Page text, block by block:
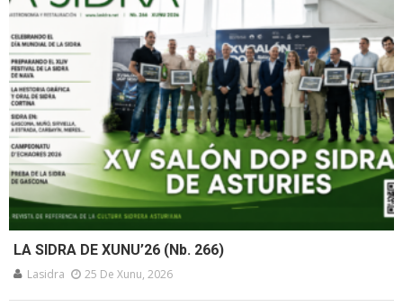
LA SIDRA DE XUNU’26 (Nb. 266)
Lasidra 25 De Xunu, 2026